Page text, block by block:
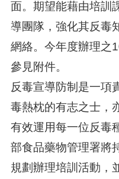
面。期望能藉由培訓
導團隊，強化其反毒
網絡。今年度辦理之
參見附件。
反毒宣導防制是一項
毒熱枕的有志之士，
有效運用每一位反毒
部食品藥物管理署將
規劃辦理培訓活動，